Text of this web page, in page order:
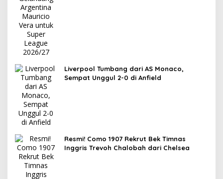
Liverpool Tumbang dari AS Monaco,
Sempat Unggul 2-0 di Anfield
Resmi! Como 1907 Rekrut Bek Timnas
Inggris Trevoh Chalobah dari Chelsea